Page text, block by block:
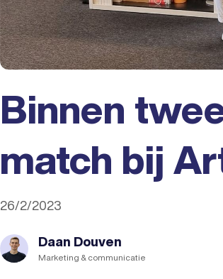
Binnen
match bij
26/2/2023
Daan Douven
Marketing & communicatie